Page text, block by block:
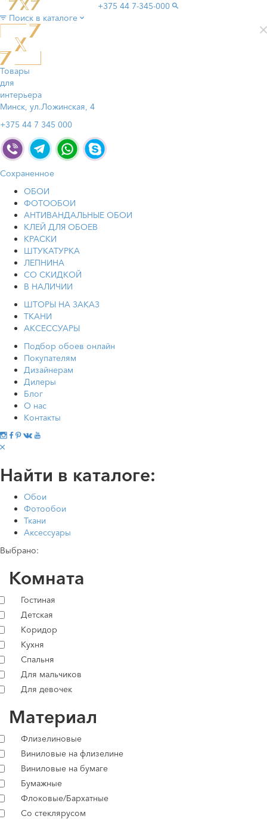
+375 44 7-345-000
Поиск в каталоге
Товары
для
интерьера
Минск, ул.Ложинская, 4
+375 44 7 345 000
Сохраненное
ОБОИ
ФОТООБОИ
АНТИВАНДАЛЬНЫЕ ОБОИ
КЛЕЙ ДЛЯ ОБОЕВ
КРАСКИ
ШТУКАТУРКА
ЛЕПНИНА
СО СКИДКОЙ
В НАЛИЧИИ
ШТОРЫ НА ЗАКАЗ
ТКАНИ
АКСЕССУАРЫ
Подбор обоев онлайн
Покупателям
Дизайнерам
Дилеры
Блог
О нас
Контакты
Найти в каталоге:
Обои
Фотообои
Ткани
Аксессуары
Выбрано:
Комната
Гостиная
Детская
Коридор
Кухня
Спальня
Для мальчиков
Для девочек
Материал
Флизелиновые
Виниловые на флизелине
Виниловые на бумаге
Бумажные
Флоковые/Бархатные
Со стеклярусом